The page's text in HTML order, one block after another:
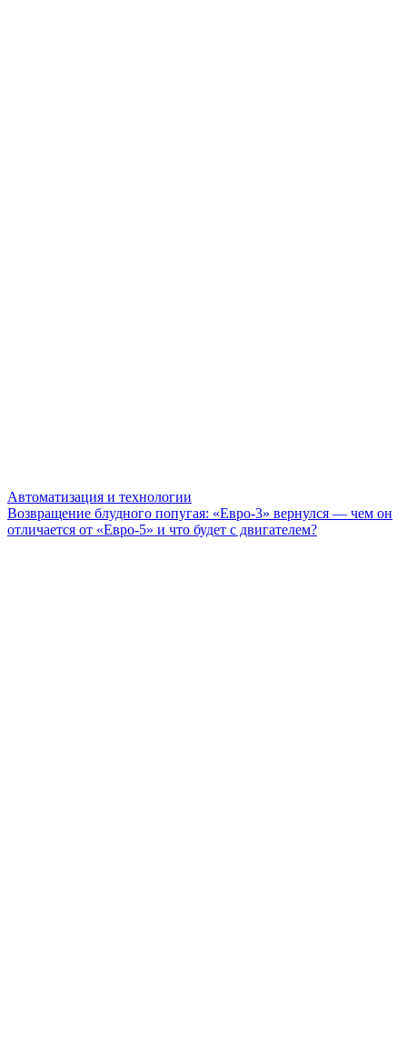
Автоматизация и технологии
Возвращение блудного попугая: «Евро-3» вернулся — чем он
отличается от «Евро-5» и что будет с двигателем?